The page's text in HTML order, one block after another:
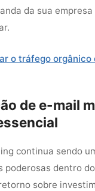
da sua
o tráfego orgânico
de e-mail
continua sendo
poderosas dentro
sobre